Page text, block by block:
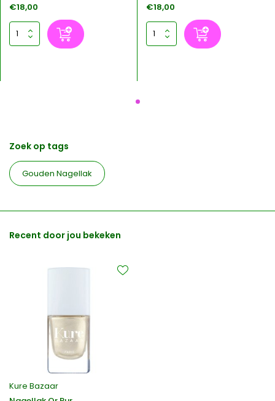
€18,00
€18,00
Zoek op tags
Gouden Nagellak
Recent door jou bekeken
Kure Bazaar